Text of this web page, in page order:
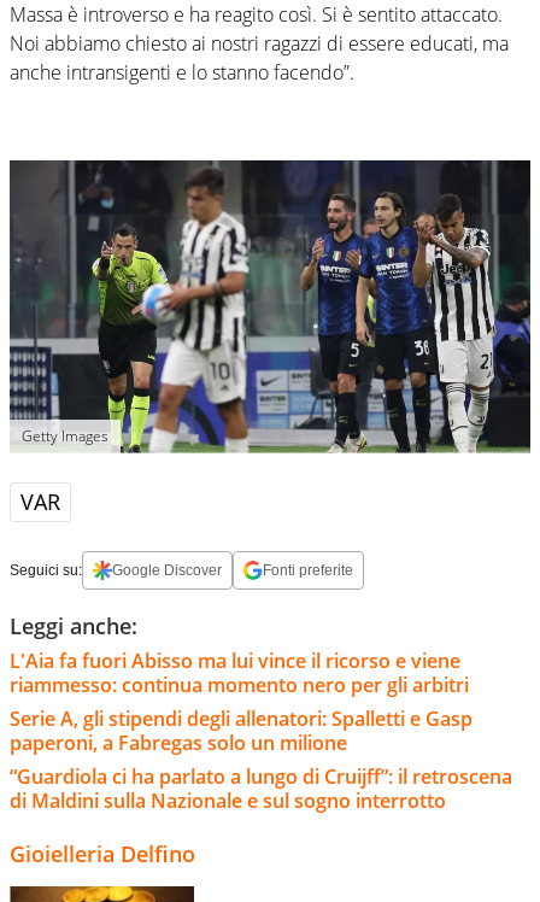
Massa è introverso e ha reagito così. Si è sentito attaccato.
Noi abbiamo chiesto ai nostri ragazzi di essere educati, ma
anche intransigenti e lo stanno facendo”.
Getty Images
VAR
Seguici su: Google Discover Fonti preferite
Leggi anche:
L'Aia fa fuori Abisso ma lui vince il ricorso e viene
riammesso: continua momento nero per gli arbitri
Serie A, gli stipendi degli allenatori: Spalletti e Gasp
paperoni, a Fabregas solo un milione
“Guardiola ci ha parlato a lungo di Cruijff”: il retroscena
di Maldini sulla Nazionale e sul sogno interrotto
Gioielleria Delfino